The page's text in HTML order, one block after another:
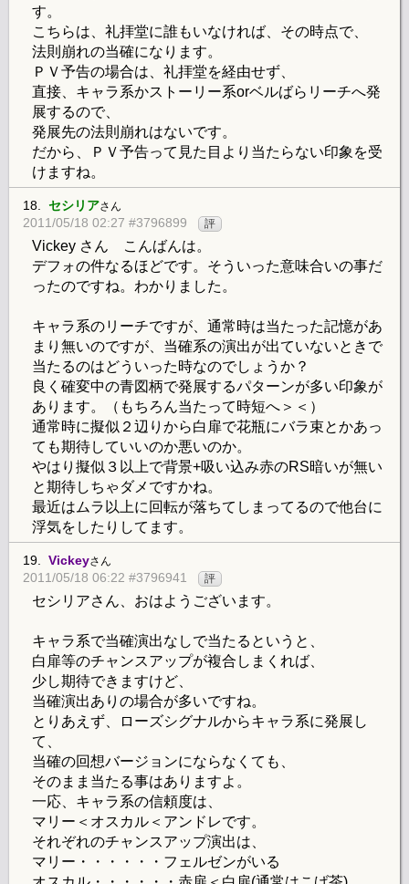
す。
こちらは、礼拝堂に誰もいなければ、その時点で、
法則崩れの当確になります。
ＰＶ予告の場合は、礼拝堂を経由せず、
直接、キャラ系かストーリー系orベルばらリーチへ発
展するので、
発展先の法則崩れはないです。
だから、ＰＶ予告って見た目より当たらない印象を受
けますね。
18. セシリアさん
2011/05/18 02:27 #3796899 評
Vickey さん こんばんは。
デフォの件なるほどです。そういった意味合いの事だ
ったのですね。わかりました。
キャラ系のリーチですが、通常時は当たった記憶があ
まり無いのですが、当確系の演出が出ていないときで
当たるのはどういった時なのでしょうか？
良く確変中の青図柄で発展するパターンが多い印象が
あります。（もちろん当たって時短へ＞＜）
通常時に擬似２辺りから白扉で花瓶にバラ束とかあっ
ても期待していいのか悪いのか。
やはり擬似３以上で背景+吸い込み赤のRS暗いが無い
と期待しちゃダメですかね。
最近はムラ以上に回転が落ちてしまってるので他台に
浮気をしたりしてます。
19. Vickeyさん
2011/05/18 06:22 #3796941 評
セシリアさん、おはようございます。
キャラ系で当確演出なしで当たるというと、
白扉等のチャンスアップが複合しまくれば、
少し期待できますけど、
当確演出ありの場合が多いですね。
とりあえず、ローズシグナルからキャラ系に発展し
て、
当確の回想バージョンにならなくても、
そのまま当たる事はありますよ。
一応、キャラ系の信頼度は、
マリー＜オスカル＜アンドレです。
それぞれのチャンスアップ演出は、
マリー・・・・・・フェルゼンがいる